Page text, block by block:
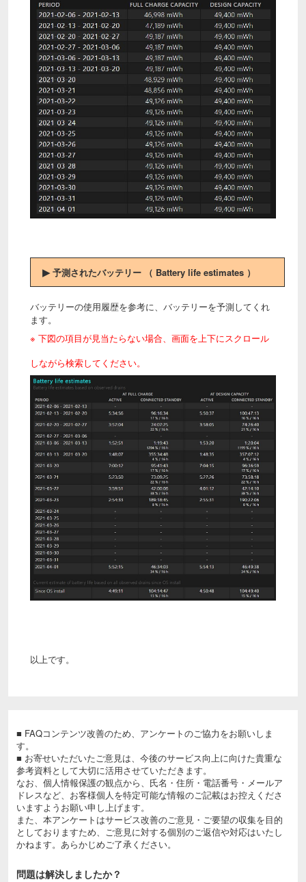
▶予測されたバッテリー （ Battery life estimates ）
バッテリーの使用履歴を参考に、バッテリーを予測してくれ
ます。
※ 下図の項目が見当たらない場合、画面を上下にスクロール
しながら検索してください。
以上です。
■ FAQコンテンツ改善のため、アンケートのご協力をお願いしま
す。
■ お寄せいただいたご意見は、今後のサービス向上に向けた貴重な
参考資料として大切に活用させていただきます。
なお、個人情報保護の観点から、氏名・住所・電話番号・メールア
ドレスなど、お客様個人を特定可能な情報のご記載はお控えくださ
いますようお願い申し上げます。
また、本アンケートはサービス改善のご意見・ご要望の収集を目的
としておりますため、ご意見に対する個別のご返信や対応はいたし
かねます。あらかじめご了承ください。
問題は解決しましたか？